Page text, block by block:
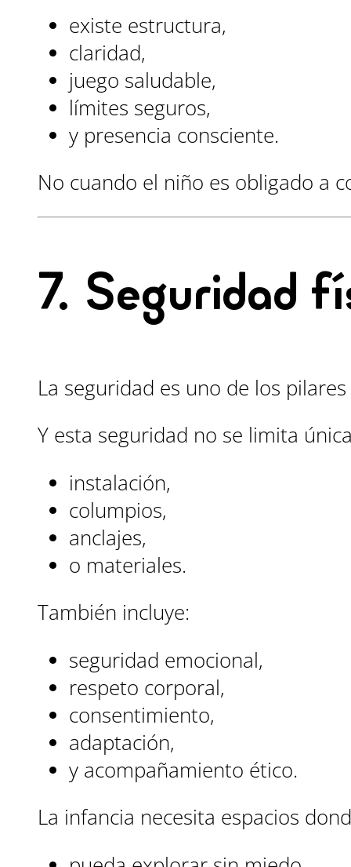
existe estructura,
claridad,
juego saludable,
límites seguros,
y presencia consciente.
No cuando el niño es obligado a
7. Seguridad
La seguridad es uno de los
Y esta seguridad no se limita
instalación,
columpios,
anclajes,
o materiales.
También incluye:
seguridad emocional,
respeto corporal,
consentimiento,
adaptación,
y acompañamiento ético.
La infancia necesita espacios